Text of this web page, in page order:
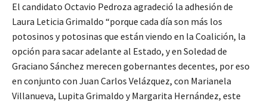
El candidato Octavio Pedroza agradeció la adhesión de
Laura Leticia Grimaldo “porque cada día son más los
potosinos y potosinas que están viendo en la Coalición, la
opción para sacar adelante al Estado, y en Soledad de
Graciano Sánchez merecen gobernantes decentes, por eso
en conjunto con Juan Carlos Velázquez, con Marianela
Villanueva, Lupita Grimaldo y Margarita Hernández, este